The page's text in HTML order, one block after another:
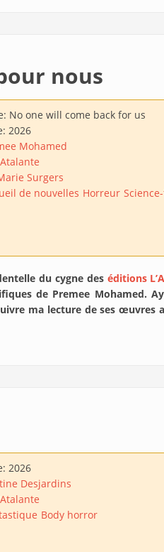
nous
No one will come back for us
2026
Mohamed
Surgers
de nouvelles Horreur
du cygne des éditions
de Premee Mohamed.
ma lecture de ses œuvres
2026
Desjardins
Body horror